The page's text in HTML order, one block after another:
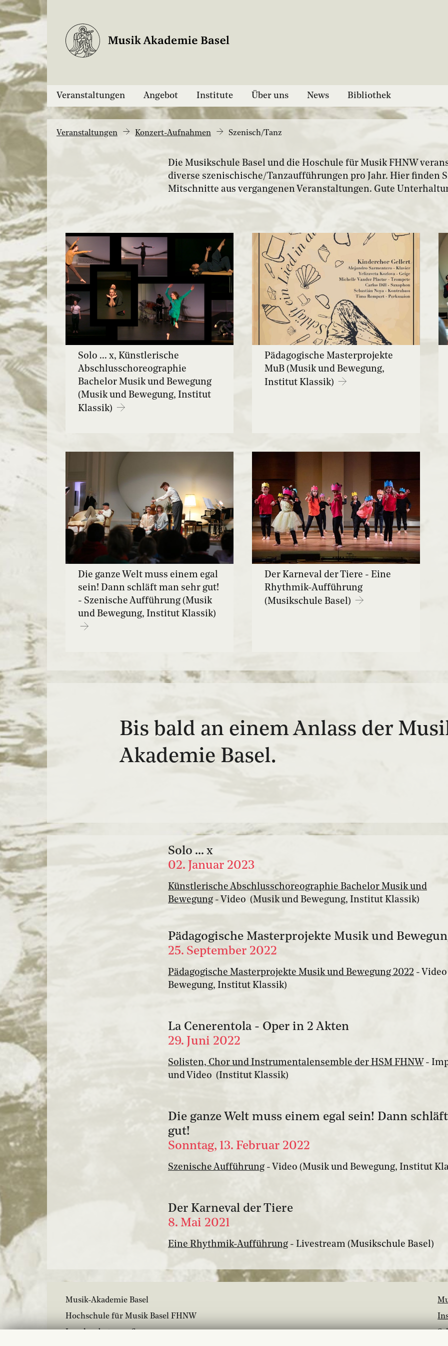
Veranstaltungen Angebot Institute Über uns News Bibliothek
Veranstaltungen Konzert-Aufnahmen Szenisch/Tanz
Die Musikschule Basel und die Hoschule für Musik FHNW
diverse szenischische/Tanzaufführungen pro Jahr. Hier finden
Mitschnitte aus vergangenen Veranstaltungen. Gute
Solo ... x, Künstlerische
Abschlusschoreographie
Bachelor Musik und Bewegung
(Musik und Bewegung, Institut
Klassik)
Pädagogische Masterprojekte
MuB (Musik und Bewegung,
Institut Klassik)
Die ganze Welt muss einem egal
sein! Dann schläft man sehr gut!
- Szenische Aufführung (Musik
und Bewegung, Institut Klassik)
Der Karneval der Tiere - Eine
Rhythmik-Aufführung
(Musikschule Basel)
Bis bald an einem Anlass der
Akademie Basel.
Solo ... x
02. Januar 2023
Künstlerische Abschlusschoreographie Bachelor Musik und
Bewegung - Video (Musik und Bewegung, Institut Klassik)
Pädagogische Masterprojekte Musik und
25. September 2022
Pädagogische Masterprojekte Musik und Bewegung 2022 -
Bewegung, Institut Klassik)
La Cenerentola - Oper in 2 Akten
29. Juni 2022
Solisten, Chor und Instrumentalensemble der HSM FHNW -
und Video (Institut Klassik)
Die ganze Welt muss einem egal sein! Dann
gut!
Sonntag, 13. Februar 2022
Szenische Aufführung - Video (Musik und Bewegung, Institut
Der Karneval der Tiere
8. Mai 2021
Eine Rhythmik-Aufführung - Livestream (Musikschule Basel)
Musik-Akademie Basel
Hochschule für Musik Basel FHNW